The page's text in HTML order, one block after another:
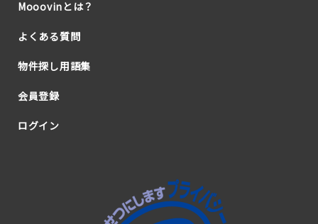
Mooovinとは？
よくある質問
物件探し用語集
会員登録
ログイン